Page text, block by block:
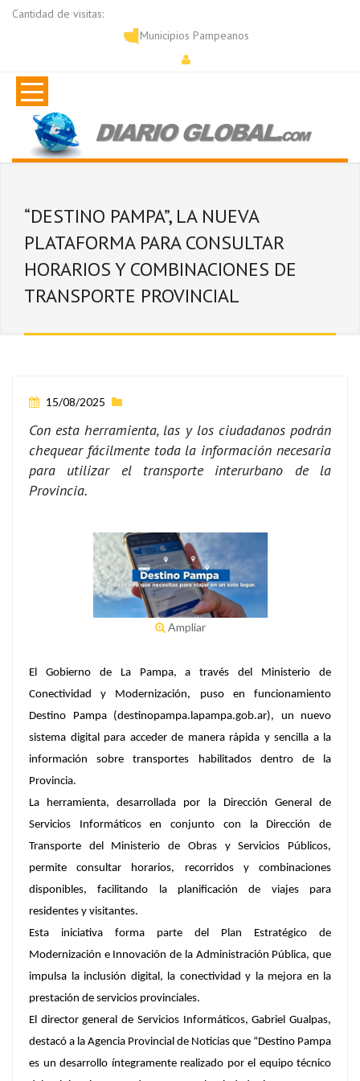
Cantidad de visitas:
Municipios Pampeanos
“DESTINO PAMPA”, LA NUEVA
PLATAFORMA PARA CONSULTAR
HORARIOS Y COMBINACIONES DE
TRANSPORTE PROVINCIAL
15/08/2025
Con esta herramienta, las y los ciudadanos podrán
chequear fácilmente toda la información necesaria
para utilizar el transporte interurbano de la
Provincia.
Ampliar
El Gobierno de La Pampa, a través del Ministerio de
Conectividad y Modernización, puso en funcionamiento
Destino Pampa (destinopampa.lapampa.gob.ar), un nuevo
sistema digital para acceder de manera rápida y sencilla a la
información sobre transportes habilitados dentro de la
Provincia.
La herramienta, desarrollada por la Dirección General de
Servicios Informáticos en conjunto con la Dirección de
Transporte del Ministerio de Obras y Servicios Públicos,
permite consultar horarios, recorridos y combinaciones
disponibles, facilitando la planificación de viajes para
residentes y visitantes.
Esta iniciativa forma parte del Plan Estratégico de
Modernización e Innovación de la Administración Pública, que
impulsa la inclusión digital, la conectividad y la mejora en la
prestación de servicios provinciales.
El director general de Servicios Informáticos, Gabriel Gualpas,
destacó a la Agencia Provincial de Noticias que “Destino Pampa
es un desarrollo íntegramente realizado por el equipo técnico